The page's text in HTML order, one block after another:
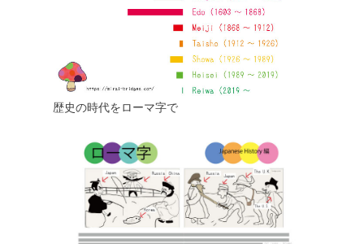
歴史の時代をローマ字で